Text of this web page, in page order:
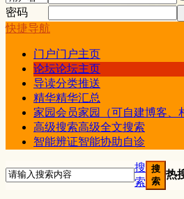
密码
快捷导航
门户门户主页
论坛论坛主页
导读分类推送
精华精华汇总
家园会员家园（可自建博客、
高级搜索高级全文搜索
智能辨证智能协助自诊
搜
索
搜
索
热